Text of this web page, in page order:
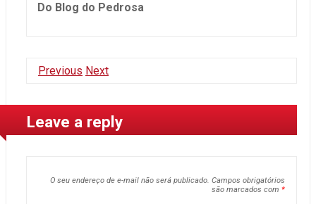
Do Blog do Pedrosa
Previous Next
Leave a reply
O seu endereço de e-mail não será publicado. Campos obrigatórios
são marcados com *